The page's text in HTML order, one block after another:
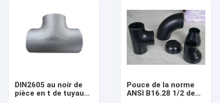
Produits
Au sujet de nous
DIN2605 au noir de
pièce en t de tuyau
Pouce de la norme
ANSI B16.28 1/2 de